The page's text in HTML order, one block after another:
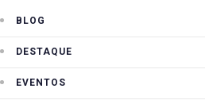
BLOG
DESTAQUE
EVENTOS